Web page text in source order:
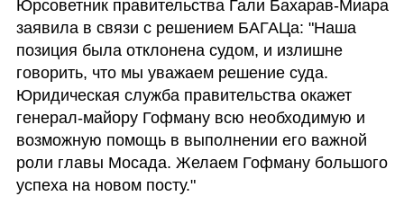
Юрсоветник правительства Гали Бахарав-Миара
заявила в связи с решением БАГАЦа: "Наша
позиция была отклонена судом, и излишне
говорить, что мы уважаем решение суда.
Юридическая служба правительства окажет
генерал-майору Гофману всю необходимую и
возможную помощь в выполнении его важной
роли главы Мосада. Желаем Гофману большого
успеха на новом посту."